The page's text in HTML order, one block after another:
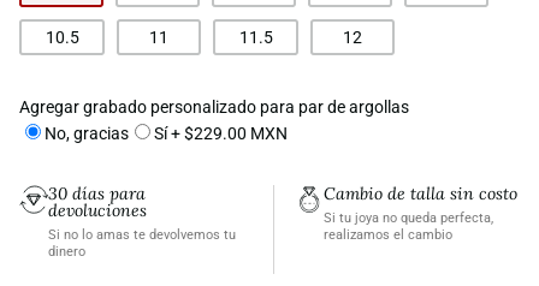
10.5 11 11.5 12
Agregar grabado personalizado para par de argollas
No, gracias
Sí + $229.00 MXN
30 días para
devoluciones
Si no lo amas te devolvemos tu
dinero
Cambio de talla sin costo
Si tu joya no queda perfecta,
realizamos el cambio